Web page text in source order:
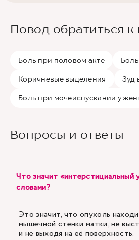
Повод обратиться к
Боль при половом акте
Коричневые выделения Зуд
Боль при мочеиспускании у
Вопросы и ответы
Что значит «интерстициальный
словами?
Это значит, что опухоль
мышечной стенки матки, не
и не выходя на её поверхность.